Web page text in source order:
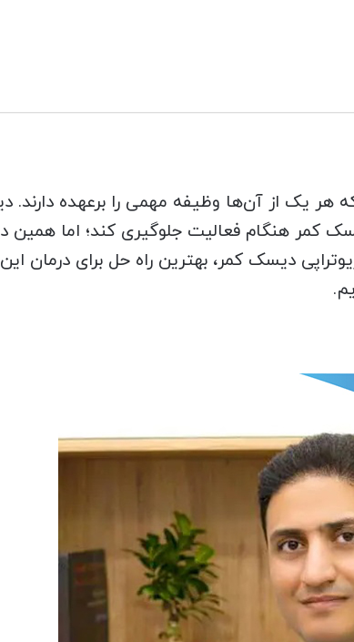
است که هر یک از آن‌ها وظیفه مهمی را برعهده
کمر هنگام فعالیت جلوگیری کند؛ اما همین
دیسک کمر، بهترین راه حل برای درمان